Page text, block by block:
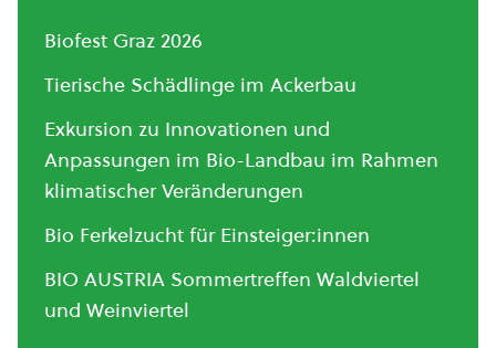
Biofest Graz 2026
Tierische Schädlinge im Ackerbau
Exkursion zu Innovationen und
Anpassungen im Bio-Landbau im Rahmen
klimatischer Veränderungen
Bio Ferkelzucht für Einsteiger:innen
BIO AUSTRIA Sommertreffen Waldviertel
und Weinviertel